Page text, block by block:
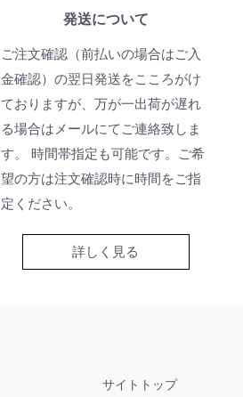
発送について
ご注文確認（前払いの場合はご入
金確認）の翌日発送をこころがけ
ておりますが、万が一出荷が遅れ
る場合はメールにてご連絡致しま
す。 時間帯指定も可能です。ご希
望の方は注文確認時に時間をご指
定ください。
詳しく見る
サイトトップ